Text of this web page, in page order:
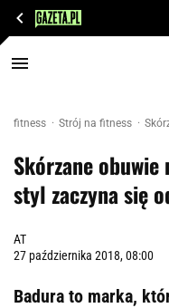
fitness Strój na fitness
Skórzane
styl zaczyna się
AT
27 października 2018, 08:00
Badura to marka,